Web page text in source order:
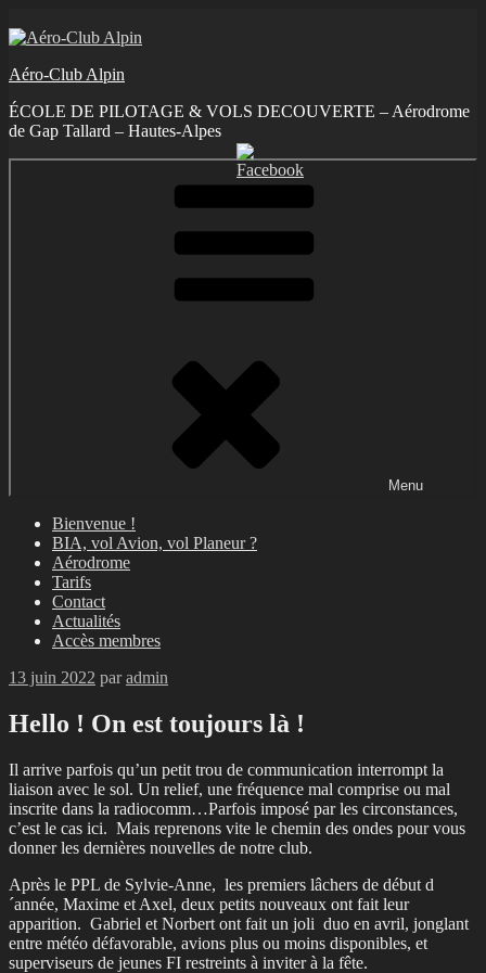
au
principal
Aéro-Club Alpin
ÉCOLE DE PILOTAGE & VOLS DECOUVERTE – Aérodrome
de Gap Tallard – Hautes-Alpes
Menu
Bienvenue !
BIA, vol Avion, vol Planeur ?
Aérodrome
Tarifs
Contact
Actualités
Accès membres
Publié
13 juin 2022 paradmin
Hello ! On est toujours là !
Il arrive parfois qu’un petit trou de communication interrompt la
liaison avec le sol. Un relief, une fréquence mal comprise ou mal
inscrite dans la radiocomm…Parfois imposé par les circonstances,
c’est le cas ici. Mais reprenons vite le chemin des ondes pour vous
donner les dernières nouvelles de notre club.
Après le PPL de Sylvie-Anne, les premiers lâchers de début d
´année, Maxime et Axel, deux petits nouveaux ont fait leur
apparition. Gabriel et Norbert ont fait un joli duo en avril, jonglant
entre météo défavorable, avions plus ou moins disponibles, et
superviseurs de jeunes FI restreints à inviter à la fête.